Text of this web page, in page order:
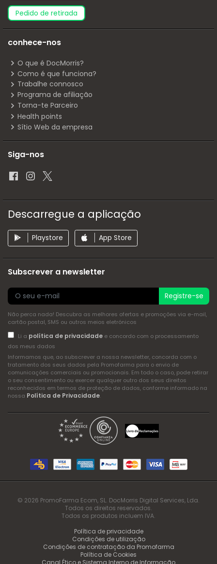
pedido de retirada
conhece-nos
O que é DocMorris?
Como é que funciona?
Trabalhe connosco
Programa de afiliação
Torna-te Parceiro
Health points
Sítio Web da empresa
Siga-nos
Descarregue a aplicação
Playstore App Store
Subscrever a newsletter
Registre-se
Não perca nada! Descubra as melhores ofertas e promoções via e-mail,
cartão postal, SMS ou outros meios eletrónicos
Li a política de privacidadee concordo com o processamento
dos meus dados
Informamos que, ao subscrever a nossa newsletter, concorda com o
tratamento dos seus dados pela Promofarma para o envio de
comunicações comerciais ou promocionais. Em todo o caso, pode retirar
o seu consentimento ou exercer qualquer outro dos seus direitos
reconhecidos em termos de proteção de dados, conforme informado na
nossa Política de Privacidade.
© 2026 PromoFarma Ecom, SL. DocMorris Digital Services, Lda.
Todos os direitos reservados.
Todos os produtos incluem IVA.
Política de privacidade
Condições de utilização
Condições de contratação da Promofarma
Política de Cookies
Canal Ético e Sistema Interno de Informação